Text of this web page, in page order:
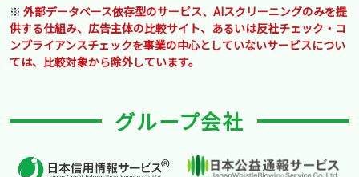
※ 外部データベース依存型のサービス、AIスクリーニングのみを提
供する仕組み、広告主体の比較サイト、あるいは反社チェック・コ
ンプライアンスチェックを事業の中心としていないサービスについ
ては、比較対象から除外しています。
グループ会社